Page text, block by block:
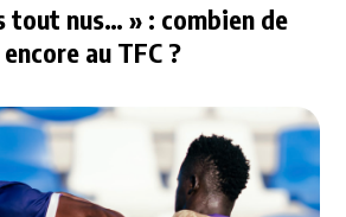
tout nus… » : combien de
au TFC ?